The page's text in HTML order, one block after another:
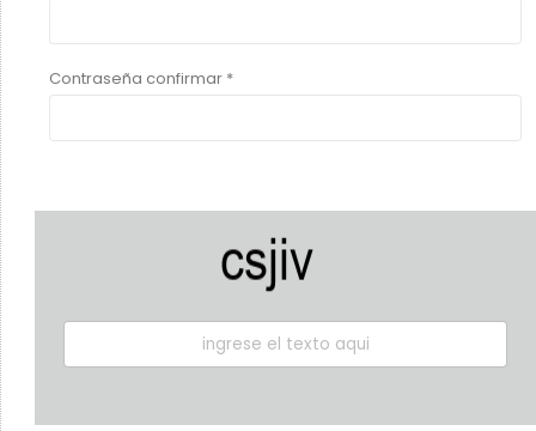
Contraseña confirmar *